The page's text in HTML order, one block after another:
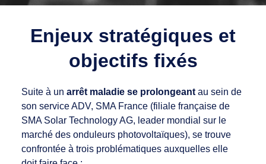
Enjeux stratégiques et
objectifs fixés
Suite à un arrêt maladie se prolongeantau sein de
son service ADV, SMA France (filiale française de
SMA Solar Technology AG, leader mondial sur le
marché des onduleurs photovoltaïques), se trouve
confrontée à trois problématiques auxquelles elle